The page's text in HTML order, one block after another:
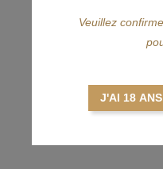
Veuillez
J'AI 18